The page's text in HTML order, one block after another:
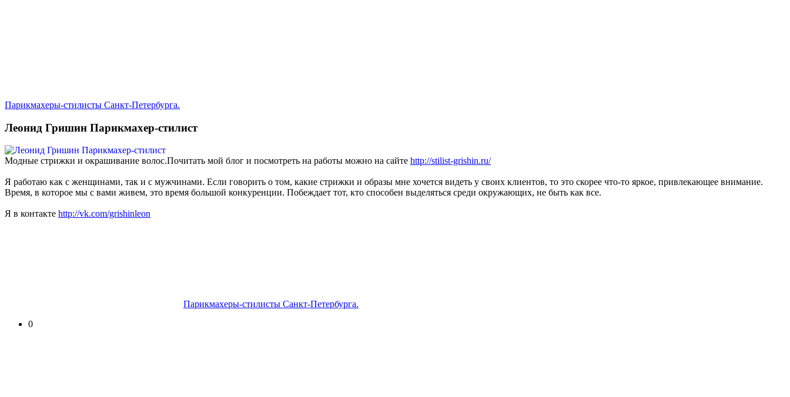
Парикмахеры-стилисты Санкт-Петербурга.
Леонид Гришин Парикмахер-стилист
Модные стрижки и окрашивание волос.Почитать мой блог и посмотреть на работы можно на сайте http://stilist-grishin.ru/
Я работаю как с женщинами, так и с мужчинами. Если говорить о том, какие стрижки и образы мне хочется видеть у своих клиентов, то это скорее что-то яркое, привлекающее внимание.
Время, в которое мы с вами живем, это время большой конкуренции. Побеждает тот, кто способен выделяться среди окружающих, не быть как все.
Я в контакте http://vk.com/grishinleon
Парикмахеры-стилисты Санкт-Петербурга.
0